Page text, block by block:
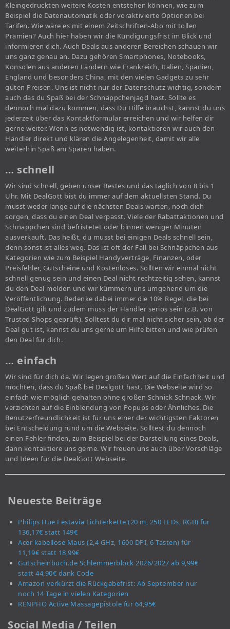
Kleingedruckten weitere Kosten entstehen können, wie zum
Beispiel die Datenautomatik oder voraktivierte Optionen bei
Tarifen. Wie wäre es mit einem Zeitschriften-Abo mit tollen
Prämien? Auch hier haben wir die Kündigungsfrist im Blick und
informieren dich. Auch Deals aus anderen Bereichen schauen wir
uns ganz genau an. Dazu gehören Smartphones, Notebooks,
Konsolen aus anderen Ländern wie Frankreich, Italien, Spanien,
England und besonders China, mit den vielen Gadgets zu sehr
guten Preisen. Uns ist nicht nur der Datenschutz wichtig, sondern
auch das du Spaß bei der Schnäppchenjagd hast. Sollte es
dennoch mal dazu kommen, dass Du Hilfe brauchst, kannst du uns
jederzeit über das Kontaktformular erreichen und wir helfen dir
gerne weiter. Wenn es notwendig ist, kontaktieren wir auch den
Händler direkt und klären die Angelegenheit, damit wir alle
weiterhin Spaß am Sparen haben.
… schnell
Wir sind schnell, geben unser Bestes und das täglich von 8 bis 1
Uhr. Mit DealGott bist du immer auf dem aktuellsten Stand. Du
musst weder lange auf die nächsten Deals warten, noch dich
sorgen, dass du einen Deal verpasst. Viele der Rabattaktionen und
Schnäppchen sind befristetet oder binnen weniger Minuten
ausverkauft. Das heißt, du musst bei einigen Deals schnell sein,
denn sonst ist alles weg. Das ist oft der Fall bei Schnäppchen aus
Kategorien wie zum Beispiel Handyverträge, Finanzen, oder
Preisfehler, Gutscheine und Kostenloses. Sollten wir einmal nicht
schnell genug sein und einen Deal nicht rechtzeitig sehen, kannst
du den Deal melden und wir kümmern uns umgehend um die
Veröffentlichung. Bedenke dabei immer die 10% Regel, die bei
DealGott gilt und zudem muss der Händler seriös sein (z.B. von
Trusted Shops geprüft). Solltest du dir mal nicht sicher sein, ob der
Deal gut ist, kannst du uns gerne um Hilfe bitten und wie prüfen
den Deal für dich.
… einfach
Wir sind für dich da. Wir legen großen Wert auf die Einfachheit und
möchten, dass du Spaß bei Dealgott hast. Die Webseite wird so
einfach wie möglich gehalten ohne großen Schnick Schnack. Wir
verzichten auf die Einblendung von Popups oder Ähnliches. Die
Benutzerfreundlichkeit ist für uns einer der wichtigsten Faktoren
bei Entscheidung rund um die Webseite. Solltest du dennoch
einen Fehler finden, zum Beispiel bei der Darstellung eines Deals,
dann kontaktiere uns gerne. Wir freuen uns auch über Vorschläge
und Ideen für die DealGott Webseite.
Neueste Beiträge
Philips Hue Festavia Lichterkette (20 m, 250 LEDs, RGB) für
136,17€ statt 149€
Acer kabellose Maus (2,4 GHz, 1600 DPI, 6 Tasten) für
11,19€ statt 18,99€
Gutscheinbuch.de Schlemmerblock 2026/2027 ab 9,99€
statt 44,90€ dank Code
Amazon verkürzt die Rückgabefrist: Ab September nur
noch 14 Tage in vielen Kategorien
RENPHO Active Massagepistole für 64,95€
Social Media / Teilen